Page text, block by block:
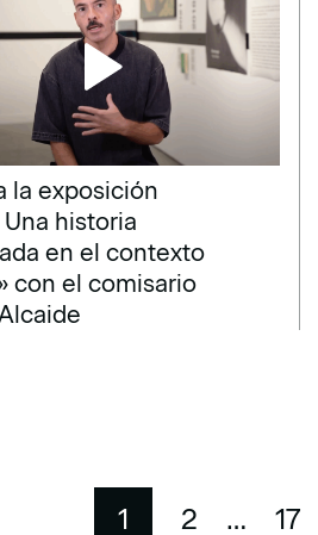
la exposición
Una historia
en el contexto
con el comisario
1 2 … 17